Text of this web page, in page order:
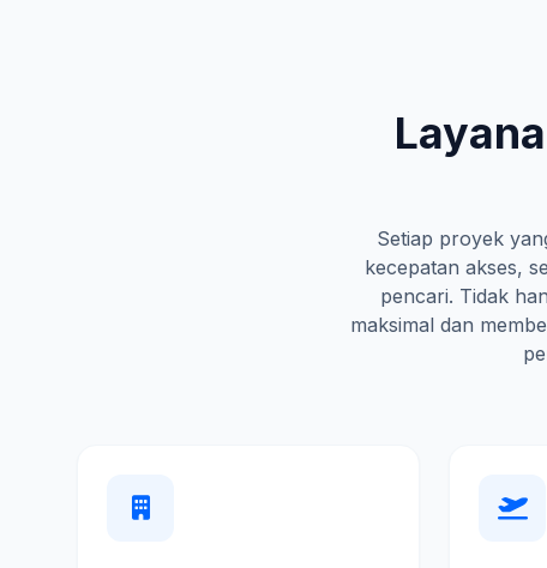
Setiap proyek
kecepatan akses,
pencari. Tidak
maksimal dan